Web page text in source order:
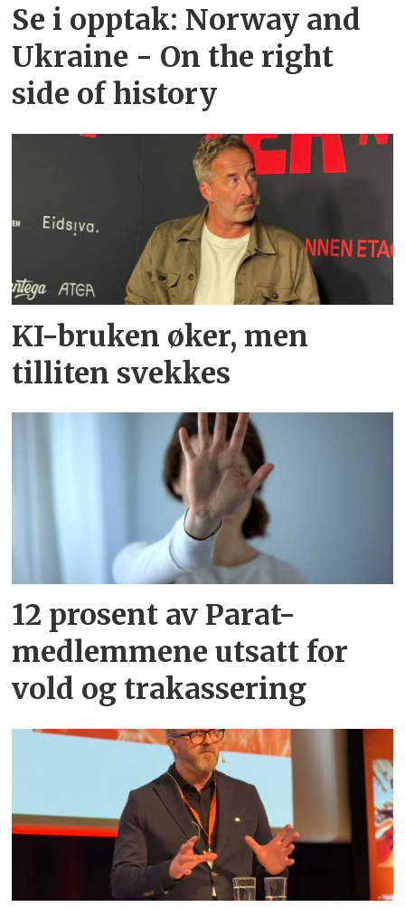
Se i opptak: Norway and
Ukraine - On the right
side of history
KI-bruken øker, men
tilliten svekkes
12 prosent av Parat-
medlemmene utsatt for
vold og trakassering